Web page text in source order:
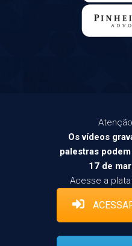
Os vídeos
palestras
17 de
Acesse a